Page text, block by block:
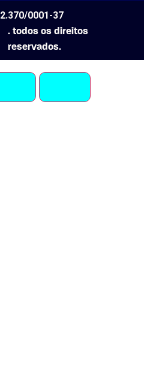
0001-37
. todos os direitos
reservados.